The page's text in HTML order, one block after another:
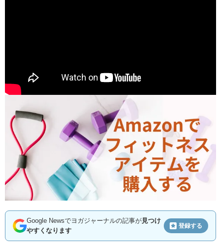
Google Newsでヨガジャーナルの記事が見つけ
やすくなります
登録する